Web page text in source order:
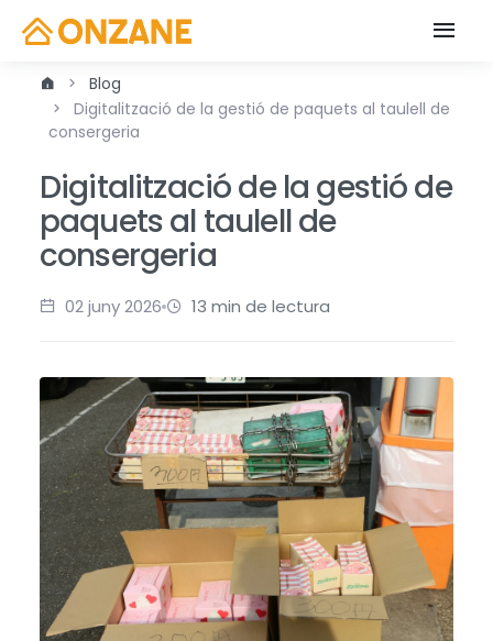
Blog
Digitalització de la gestió de paquets al taulell de
consergeria
Digitalització de la gestió de
paquets al taulell de
consergeria
02 juny 2026 13 min de lectura